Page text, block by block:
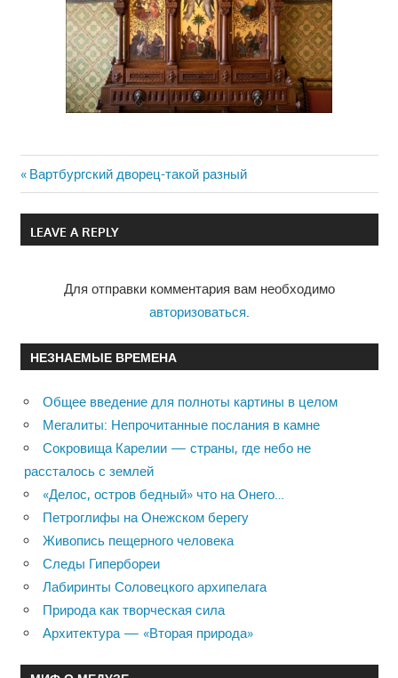
Навигация
по
Previous
Post:
Вартбургский дворец-такой разный
LEAVE A REPLY
Для отправки комментария вам необходимо
авторизоваться
НЕЗНАЕМЫЕ ВРЕМЕНА
Общее введение для полноты картины в целом
Мегалиты: Непрочитанные послания в камне
Сокровища Карелии — страны, где небо не
рассталось с землей
«Делос, остров бедный» что на Онего…
Петроглифы на Онежском берегу
Живопись пещерного человека
Следы Гипербореи
Лабиринты Соловецкого архипелага
Природа как творческая сила
Архитектура — «Вторая природа»